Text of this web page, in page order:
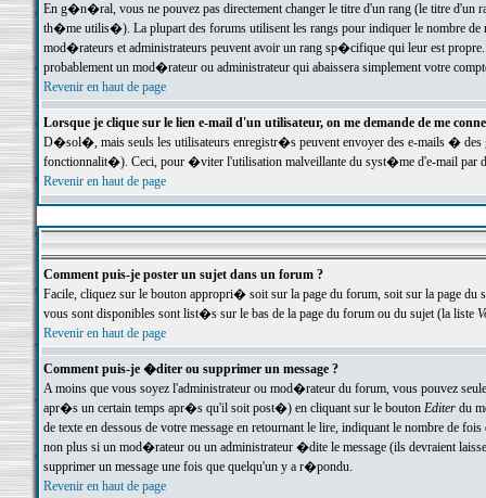
En g�n�ral, vous ne pouvez pas directement changer le titre d'un rang (le titre d'un
th�me utilis�). La plupart des forums utilisent les rangs pour indiquer le nombre de
mod�rateurs et administrateurs peuvent avoir un rang sp�cifique qui leur est
probablement un mod�rateur ou administrateur qui abaissera simplement votre
Revenir en haut de page
Lorsque je clique sur le lien e-mail d'un utilisateur, on me demande de me
D�sol�, mais seuls les utilisateurs enregistr�s peuvent envoyer des e-mails �
fonctionnalit�). Ceci, pour �viter l'utilisation malveillante du syst�me d'e-mail par
Revenir en haut de page
Comment puis-je poster un sujet dans un forum ?
Facile, cliquez sur le bouton appropri� soit sur la page du forum, soit sur la page du
vous sont disponibles sont list�s sur le bas de la page du forum ou du sujet (la liste
Revenir en haut de page
Comment puis-je �diter ou supprimer un message ?
A moins que vous soyez l'administrateur ou mod�rateur du forum, vous pouvez
apr�s un certain temps apr�s qu'il soit post�) en cliquant sur le bouton Editerdu
de texte en dessous de votre message en retournant le lire, indiquant le nombre
non plus si un mod�rateur ou un administrateur �dite le message (ils devraient
supprimer un message une fois que quelqu'un y a r�pondu.
Revenir en haut de page